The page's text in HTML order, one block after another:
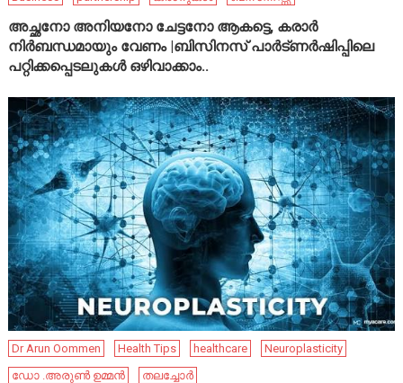
അച്ഛനോ അനിയനോ ചേട്ടനോ ആകട്ടെ, കരാർ
നിർബന്ധമായും വേണം |ബിസിനസ് പാർട്ണർഷിപ്പിലെ
പറ്റിക്കപ്പെടലുകൾ ഒഴിവാക്കാം..
Dr Arun Oommen Health Tips healthcare
Neuroplasticity
ഡോ .അരുൺ ഉമ്മൻ
തലച്ചോർ